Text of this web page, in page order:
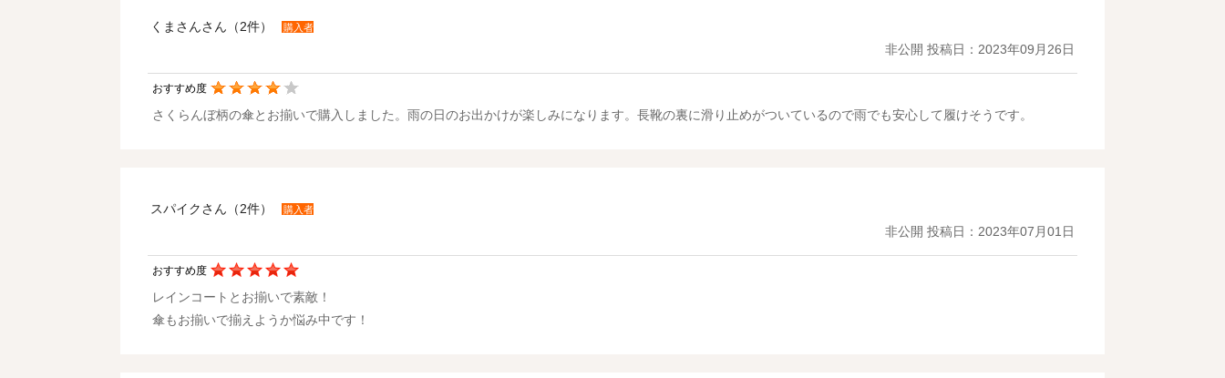
くまさんさん（2件） 購入者
非公開 投稿日：2023年09月26日
おすすめ度
さくらんぼ柄の傘とお揃いで購入しました。雨の日のお出かけが楽しみになります。長靴の裏に滑り止めがついているので雨でも安心して履けそうです。
スパイクさん（2件） 購入者
非公開 投稿日：2023年07月01日
おすすめ度
レインコートとお揃いで素敵！
傘もお揃いで揃えようか悩み中です！